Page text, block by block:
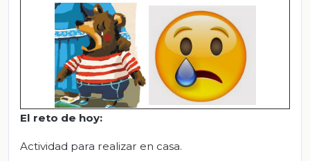
El reto de hoy:
Actividad para realizar en casa.